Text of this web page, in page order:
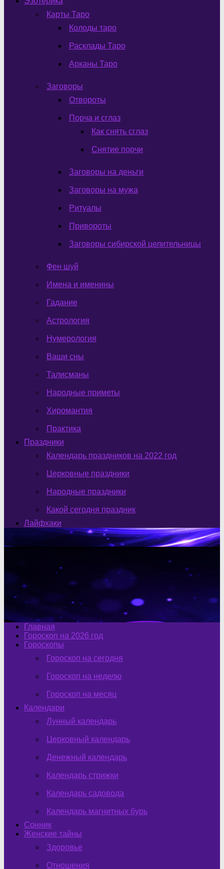
Карты Таро
Колоды таро
Расклады Таро
Арканы Таро
Заговоры
Отвороты
Порча и сглаз
Как снять сглаз
Снятие порчи
Заговоры на деньги
Заговоры на мужа
Ритуалы
Привороты
Заговоры сибирской целительницы
Фен шуй
Имена и именины
Гадание
Астрология
Нумерология
Ваши сны
Талисманы
Народные приметы
Хиромантия
Практика
Праздники
Календарь праздников на 2022 год
Церковные праздники
Народные праздники
Какой сегодня праздник
Лайфхаки
Главная
Гороскоп на 2026 год
Гороскопы
Гороскоп на сегодня
Гороскоп на неделю
Гороскоп на месяц
Календари
Лунный календарь
Церковный календарь
Денежный календарь
Календарь стрижки
Календарь садовода
Календарь магнитных бурь
Сонник
Женские тайны
Здоровье
Отношения